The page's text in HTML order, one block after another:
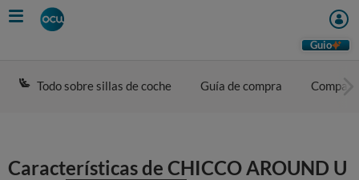
Skip
to
Guio
Todo sobre sillas de coche Guía de compra
Características de CHICCO AROUND U